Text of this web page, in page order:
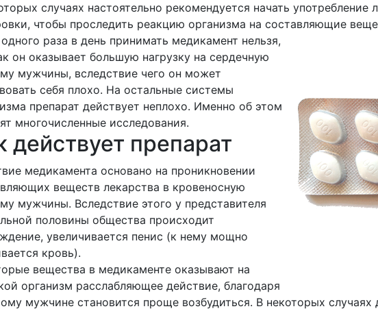
случаях настоятельно рекомендуется начать употребление
чтобы проследить реакцию организма на составляющие
раза в день принимать медикамент нельзя,
он оказывает большую нагрузку на сердечную
мужчины, вследствие чего он может
себя плохо. На остальные системы
препарат действует неплохо. Именно об этом
многочисленные исследования.
действует препарат
медикамента основано на проникновении
веществ лекарства в кровеносную
мужчины. Вследствие этого у представителя
половины общества происходит
увеличивается пенис (к нему мощно
кровь).
вещества в медикаменте оказывают на
организм расслабляющее действие, благодаря
мужчине становится проще возбудиться. В некоторых случаях